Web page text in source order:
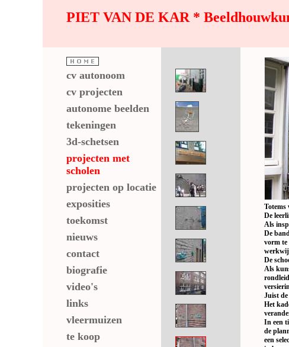
PIET VAN DE KAR *
cv autonoom
cv projecten
autonome beelden
tekeningen
3d-schetsen
projecten met
scholen
projecten op locatie
exposities
toekomst
nieuws
contact
biografie
video's
links
vleermuizen
te koop
Totems
De
Als
De
vorm te
De
Als
Juist
Het
In een
de
een